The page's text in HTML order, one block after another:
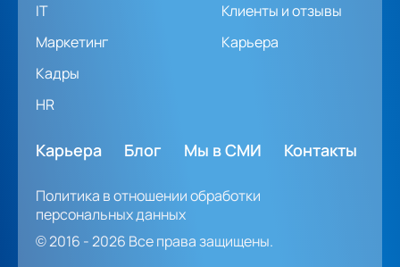
IT
Маркетинг
Кадры
HR
Клиенты и отзывы
Карьера
Карьера Блог Мы в СМИ Контакты
Политика в отношении обработки
персональных данных
© 2016 - 2026 Все права защищены.